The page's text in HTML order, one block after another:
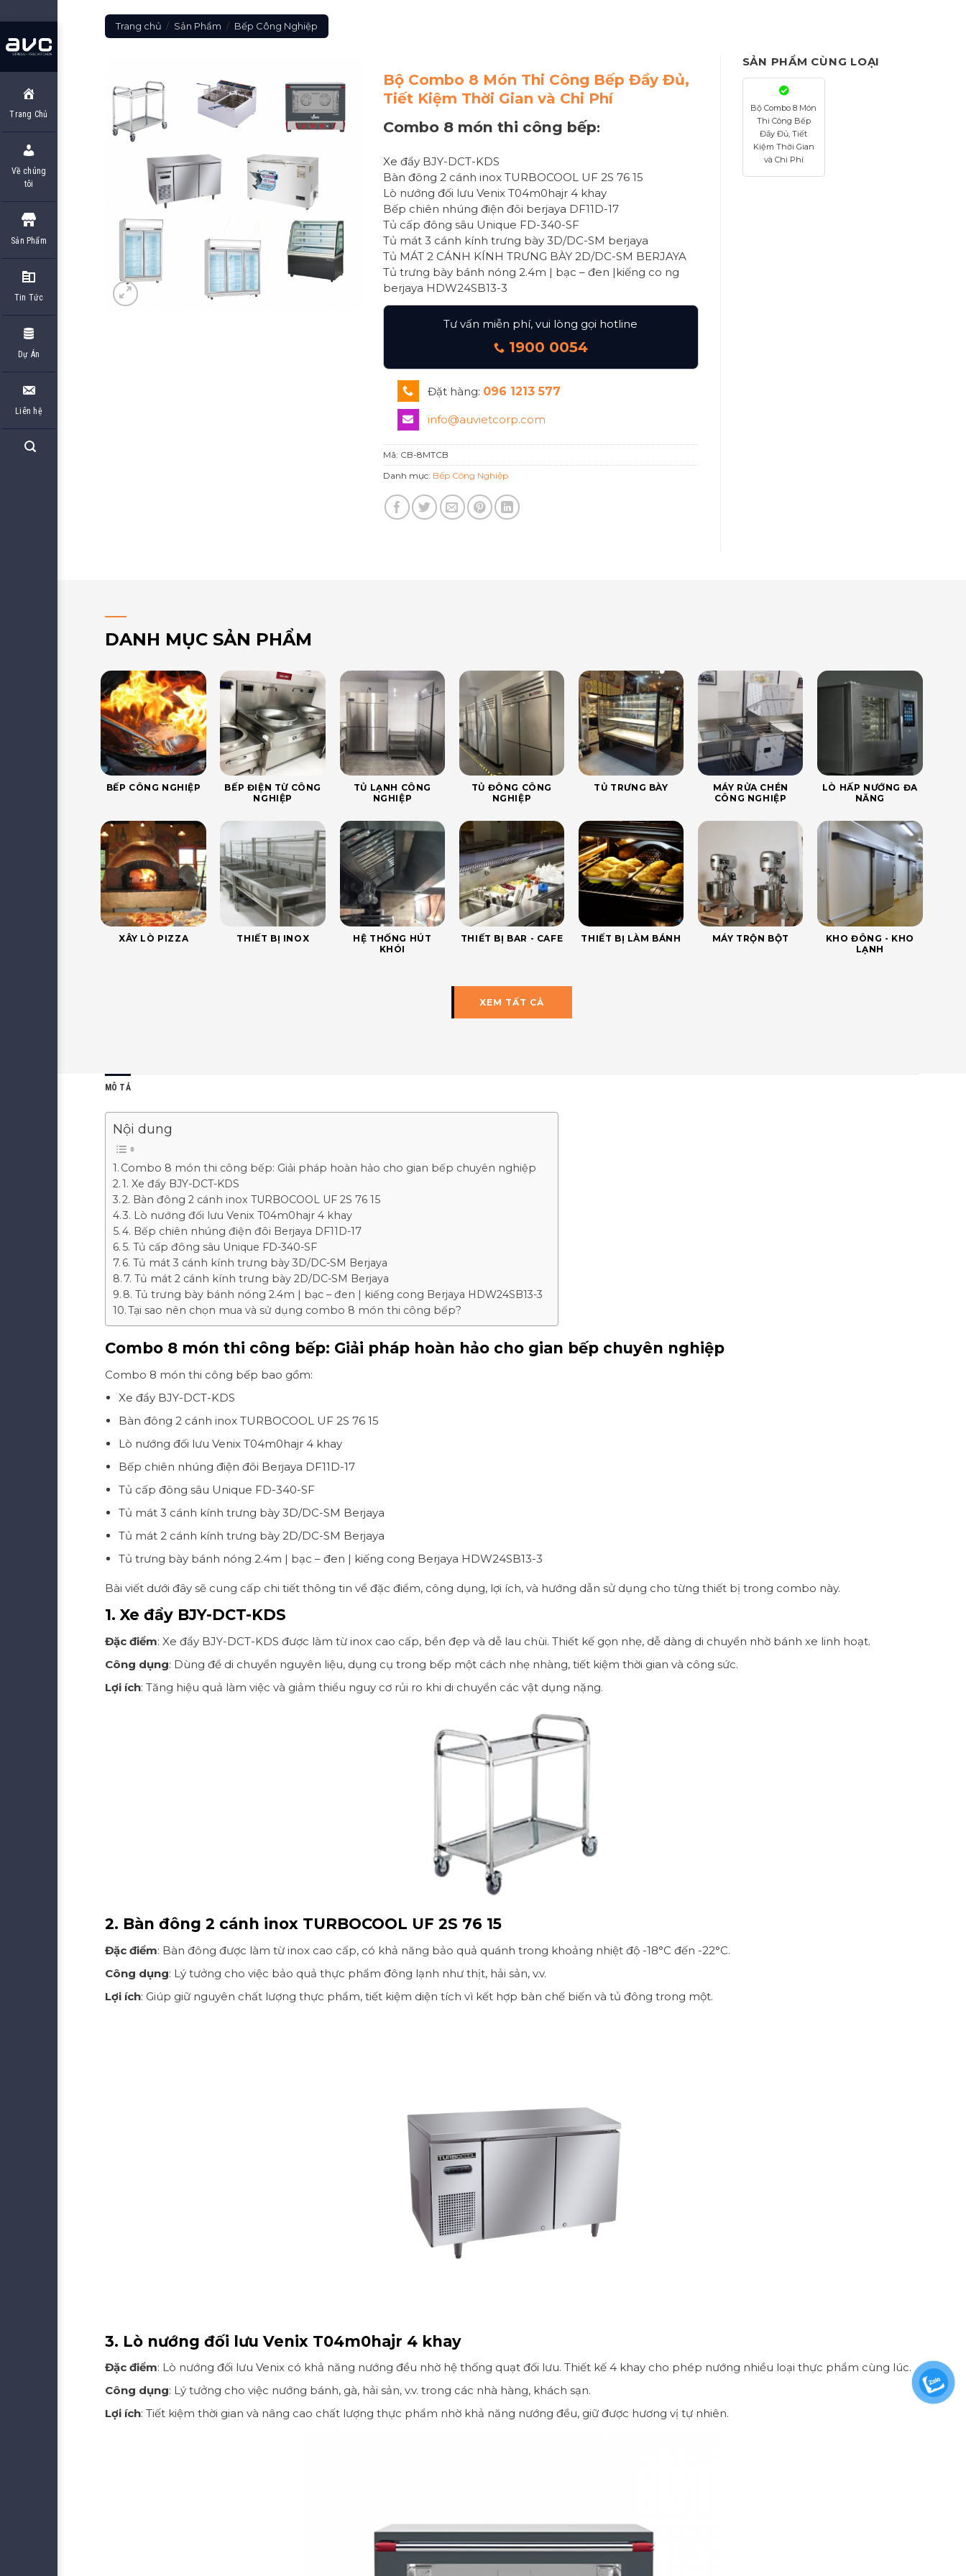
to
content
Trang Chủ
Về chúng
tôi
Sản Phẩm
Tin Tức
Dự Án
Liên hệ
Trang chủ / Sản Phẩm / Bếp Công Nghiệp
Bộ Combo 8 Món Thi Công Bếp Đầy Đủ,
Tiết Kiệm Thời Gian và Chi Phí
Combo 8 món thi công bếp:
Xe đẩy BJY-DCT-KDS
Bàn đông 2 cánh inox TURBOCOOL UF 2S 76 15
Lò nướng đối lưu Venix T04m0hajr 4 khay
Bếp chiên nhúng điện đôi berjaya DF11D-17
Tủ cấp đông sâu Unique FD-340-SF
Tủ mát 3 cánh kính trưng bày 3D/DC-SM berjaya
Tủ MÁT 2 CÁNH KÍNH TRƯNG BÀY 2D/DC-SM BERJAYA
Tủ trưng bày bánh nóng 2.4m | bạc – đen |kiếng co ng
berjaya HDW24SB13-3
Tư vấn miễn phí, vui lòng gọi hotline
1900 0054
Đặt hàng: 096 1213 577
info@auvietcorp.com
Mã: CB-8MTCB
Danh mục: Bếp Công Nghiệp
SẢN PHẨM CÙNG LOẠI
Bộ Combo 8 Món
Thi Công Bếp
Đầy Đủ, Tiết
Kiệm Thời Gian
và Chi Phí
DANH MỤC SẢN PHẨM
BẾP CÔNG NGHIỆP
BẾP ĐIỆN TỪ CÔNG
NGHIỆP
TỦ LẠNH CÔNG
NGHIỆP
TỦ ĐÔNG CÔNG
NGHIỆP
TỦ TRƯNG BÀY
MÁY RỬA CHÉN
CÔNG NGHIỆP
LÒ HẤP NƯỚNG ĐA
NĂNG
XÂY LÒ PIZZA THIẾT BỊ INOX
HỆ THỐNG HÚT
KHÓI
THIẾT BỊ BAR - CAFE THIẾT BỊ LÀM BÁNH MÁY TRỘN BỘT
KHO ĐÔNG - KHO
LẠNH
XEM TẤT CẢ
MÔ TẢ
Nội dung
Combo 8 món thi công bếp: Giải pháp hoàn hảo cho gian bếp chuyên nghiệp
1. Xe đẩy BJY-DCT-KDS
2. Bàn đông 2 cánh inox TURBOCOOL UF 2S 76 15
3. Lò nướng đối lưu Venix T04m0hajr 4 khay
4. Bếp chiên nhúng điện đôi Berjaya DF11D-17
5. Tủ cấp đông sâu Unique FD-340-SF
6. Tủ mát 3 cánh kính trưng bày 3D/DC-SM Berjaya
7. Tủ mát 2 cánh kính trưng bày 2D/DC-SM Berjaya
8. Tủ trưng bày bánh nóng 2.4m | bạc – đen | kiếng cong Berjaya HDW24SB13-3
Tại sao nên chọn mua và sử dụng combo 8 món thi công bếp?
Combo 8 món thi công bếp: Giải pháp hoàn hảo cho gian bếp chuyên nghiệp
Combo 8 món thi công bếp bao gồm:
Xe đẩy BJY-DCT-KDS
Bàn đông 2 cánh inox TURBOCOOL UF 2S 76 15
Lò nướng đối lưu Venix T04m0hajr 4 khay
Bếp chiên nhúng điện đôi Berjaya DF11D-17
Tủ cấp đông sâu Unique FD-340-SF
Tủ mát 3 cánh kính trưng bày 3D/DC-SM Berjaya
Tủ mát 2 cánh kính trưng bày 2D/DC-SM Berjaya
Tủ trưng bày bánh nóng 2.4m | bạc – đen | kiếng cong Berjaya HDW24SB13-3
Bài viết dưới đây sẽ cung cấp chi tiết thông tin về đặc điểm, công dụng, lợi ích, và hướng dẫn sử dụng cho từng thiết bị trong combo này.
1. Xe đẩy BJY-DCT-KDS
Đặc điểm: Xe đẩy BJY-DCT-KDS được làm từ inox cao cấp, bền đẹp và dễ lau chùi. Thiết kế gọn nhẹ, dễ dàng di chuyển nhờ bánh xe linh hoạt.
Công dụng: Dùng để di chuyển nguyên liệu, dụng cụ trong bếp một cách nhẹ nhàng, tiết kiệm thời gian và công sức.
Lợi ích: Tăng hiệu quả làm việc và giảm thiểu nguy cơ rủi ro khi di chuyển các vật dụng nặng.
2. Bàn đông 2 cánh inox TURBOCOOL UF 2S 76 15
Đặc điểm: Bàn đông được làm từ inox cao cấp, có khả năng bảo quả quánh trong khoảng nhiệt độ -18°C đến -22°C.
Công dụng: Lý tưởng cho việc bảo quả thực phẩm đông lạnh như thịt, hải sản, v.v.
Lợi ích: Giúp giữ nguyên chất lượng thực phẩm, tiết kiệm diện tích vì kết hợp bàn chế biến và tủ đông trong một.
3. Lò nướng đối lưu Venix T04m0hajr 4 khay
Đặc điểm: Lò nướng đối lưu Venix có khả năng nướng đều nhờ hệ thống quạt đối lưu. Thiết kế 4 khay cho phép nướng nhiều loại thực phẩm cùng lúc.
Công dụng: Lý tưởng cho việc nướng bánh, gà, hải sản, v.v. trong các nhà hàng, khách sạn.
Lợi ích: Tiết kiệm thời gian và nâng cao chất lượng thực phẩm nhờ khả năng nướng đều, giữ được hương vị tự nhiên.